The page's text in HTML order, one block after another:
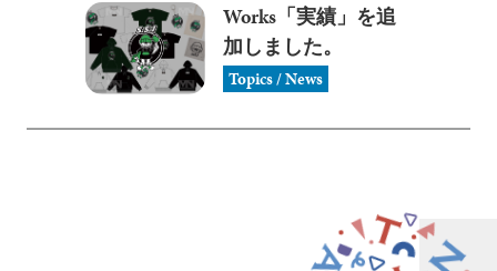
Works「実績」を追
加しました。
Topics / News